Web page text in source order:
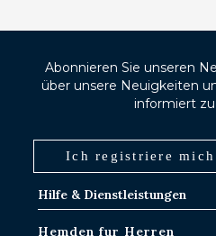
Hilfe & Dienstleistungen
Hemden fur Herren
Abonnieren Sie unseren
über unsere Neuigkeiten
informiert
Ich registriere mich